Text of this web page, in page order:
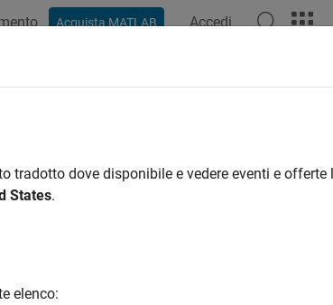
Acquista MATLAB Accedi
tradotto dove disponibile e vedere eventi e
States.
elenco: